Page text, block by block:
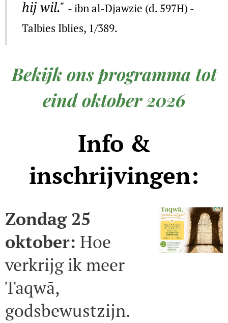
hij wil." - ibn al-Djawzie (d. 597H) -
Talbies Iblies, 1/389.
Bekijk ons programma tot
eind oktober 2026
Info &
inschrijvingen:
Zondag 25
oktober: Hoe
verkrijg ik meer
Taqwā,
godsbewustzijn.